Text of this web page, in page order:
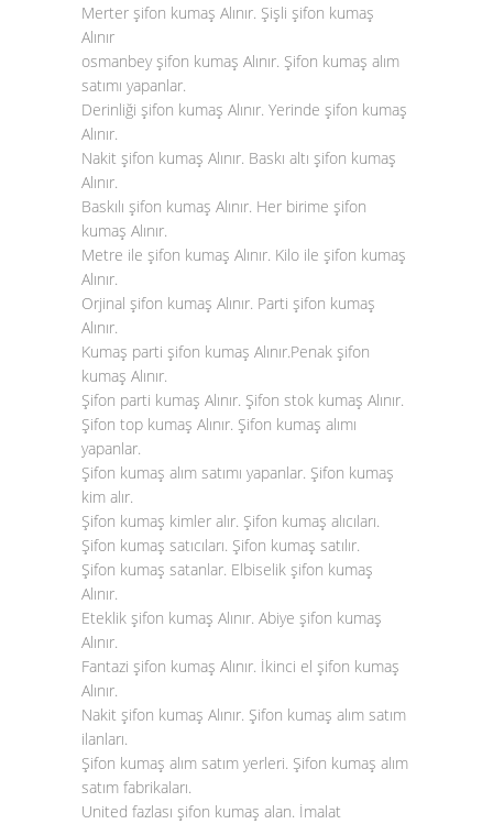
Merter şifon kumaş Alınır. Şişli şifon kumaş
Alınır
osmanbey şifon kumaş Alınır. Şifon kumaş alım
satımı yapanlar.
Derinliği şifon kumaş Alınır. Yerinde şifon kumaş
Alınır.
Nakit şifon kumaş Alınır. Baskı altı şifon kumaş
Alınır.
Baskılı şifon kumaş Alınır. Her birime şifon
kumaş Alınır.
Metre ile şifon kumaş Alınır. Kilo ile şifon kumaş
Alınır.
Orjinal şifon kumaş Alınır. Parti şifon kumaş
Alınır.
Kumaş parti şifon kumaş Alınır.Penak şifon
kumaş Alınır.
Şifon parti kumaş Alınır. Şifon stok kumaş Alınır.
Şifon top kumaş Alınır. Şifon kumaş alımı
yapanlar.
Şifon kumaş alım satımı yapanlar. Şifon kumaş
kim alır.
Şifon kumaş kimler alır. Şifon kumaş alıcıları.
Şifon kumaş satıcıları. Şifon kumaş satılır.
Şifon kumaş satanlar. Elbiselik şifon kumaş
Alınır.
Eteklik şifon kumaş Alınır. Abiye şifon kumaş
Alınır.
Fantazi şifon kumaş Alınır. İkinci el şifon kumaş
Alınır.
Nakit şifon kumaş Alınır. Şifon kumaş alım satım
ilanları.
Şifon kumaş alım satım yerleri. Şifon kumaş alım
satım fabrikaları.
United fazlası şifon kumaş alan. İmalat